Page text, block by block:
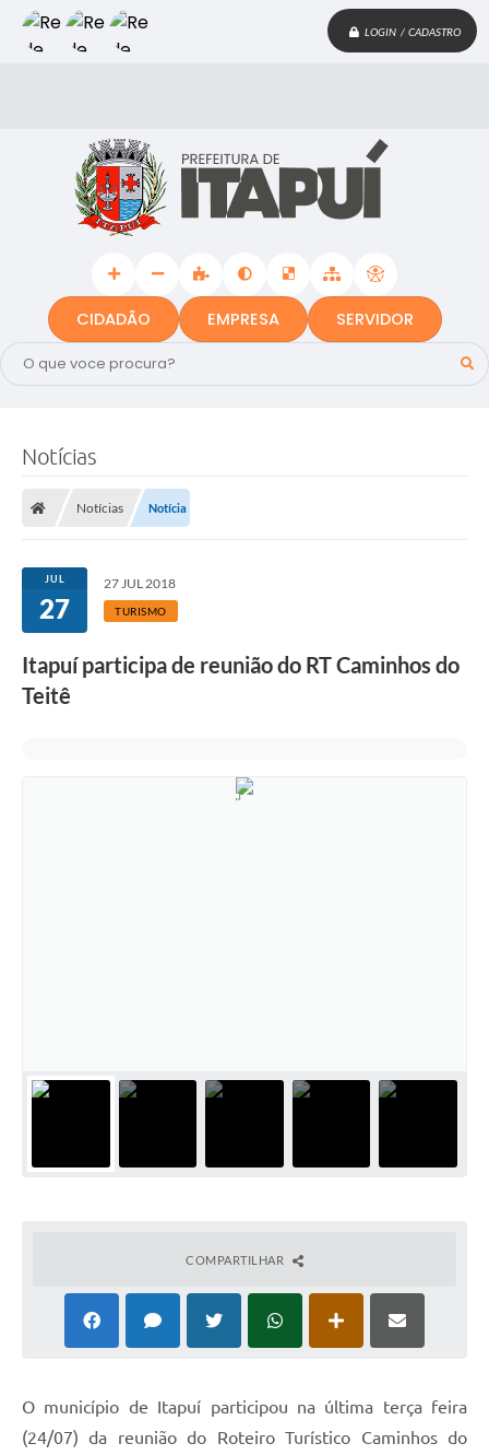
LOGIN / CADASTRO
CIDADÃO EMPRESA SERVIDOR
Notícias
Notícias Notícia
JUL
27
27 JUL 2018
TURISMO
Itapuí participa de reunião do RT Caminhos do
Teitê
COMPARTILHAR
O município de Itapuí participou na última terça feira
(24/07) da reunião do Roteiro Turístico Caminhos do